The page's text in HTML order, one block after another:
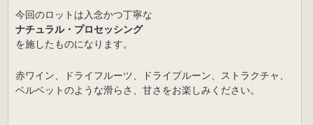
今回のロットは入念かつ丁寧な
ナチュラル・プロセッシング
を施したものになります。
赤ワイン、ドライフルーツ、ドライプルーン、ストラクチャ、
ベルベットのような滑らさ、甘さをお楽しみください。